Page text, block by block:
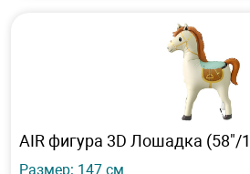
AIR фигура 3D Лошадка (58"/
Размер: 147 см